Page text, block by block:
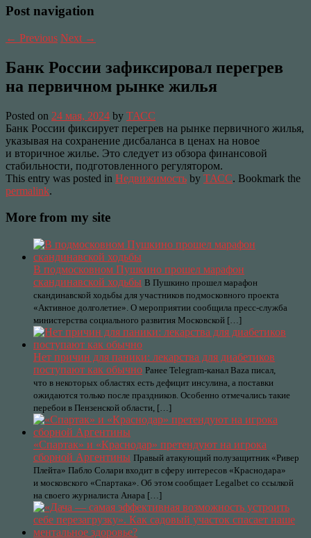
Post navigation
← Previous Next →
Банк России зафиксировал перегрев
на первичном рынке жилья
Posted on 24 мая, 2024 by ТАСС
Банк России фиксирует перегрев на рынке первичного жилья,
указывая на сохранение дисбаланса в ценах на новое
и вторичное жилье. Это следует из обзора финансовой
стабильности, подготовленного регулятором.
This entry was posted in Недвижимость by ТАСС. Bookmark the
permalink.
More from my site
В подмосковном Пушкино прошел марафон
скандинавской ходьбы В Пушкино прошел марафон
скандинавской ходьбы для участников подмосковного проекта
«Активное долголетие». О мероприятии сообщила пресс-служба
министерства социального развития Московской […]
Нет причин для паники: лекарства для диабетиков
поступают как обычно Ранее Telegram-канал Baza писал,
что в некоторых областях есть дефицит инсулина, а поставки
ожидаются только после праздников. Особенно отмечались такие
перебои в Пензенской области, […]
«Спартак» и «Краснодар» претендуют на игрока
сборной Аргентины Правый атакующий полузащитник «Ривер
Плейта» Пабло Солари входит в сферу интересов «Краснодара»
и московского «Спартака». Об этом сообщает Legalbet со ссылкой
на своего журналиста Анара […]